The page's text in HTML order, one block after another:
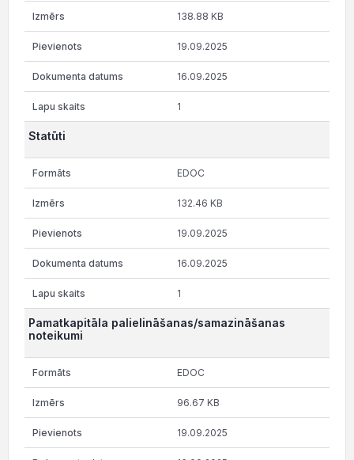
138.88 KB
19.09.2025
16.09.2025
1
Statūti
EDOC
132.46 KB
19.09.2025
16.09.2025
1
Pamatkapitāla palielināšanas/samazināšanas
noteikumi
EDOC
96.67 KB
19.09.2025